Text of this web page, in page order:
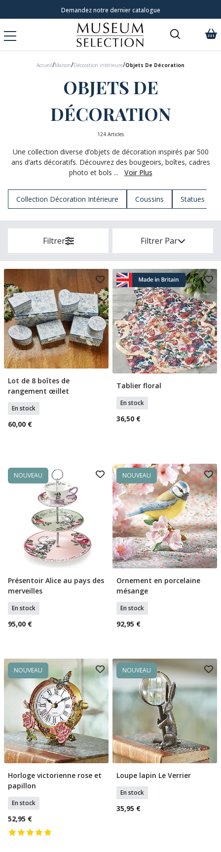
Livraison à domicile 9,95 €
Accueil/Maison/Décoration intérieure/Objets De Décoration
OBJETS DE
DÉCORATION
124 Articles
Une collection diverse d’objets de décoration inspirés par 500
ans d’arts décoratifs. Découvrez des bougeoirs, boîtes, cadres
photo et bols ...
Voir Plus
Collection Décoration Intérieure Coussins Statues &
Filtrer Filtrer Par
Ajouter Au Panier
Lot de 8 boîtes de
rangement œillet
En stock
60,00 €
Ajouter Au Panier
Tablier floral
En stock
36,50 €
NOUVEAU
Ajouter Au Panier
Présentoir Alice au pays des
merveilles
En stock
95,00 €
NOUVEAU
Ajouter Au Panier
Ornement en porcelaine
mésange
En stock
92,95 €
NOUVEAU
Ajouter Au Panier
Horloge victorienne rose et
papillon
En stock
52,95 €
NOUVEAU
Ajouter Au Panier
Loupe lapin Le Verrier
En stock
35,95 €